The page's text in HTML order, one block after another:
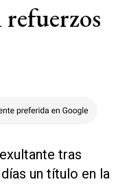
refuerzos
tras
un título en la